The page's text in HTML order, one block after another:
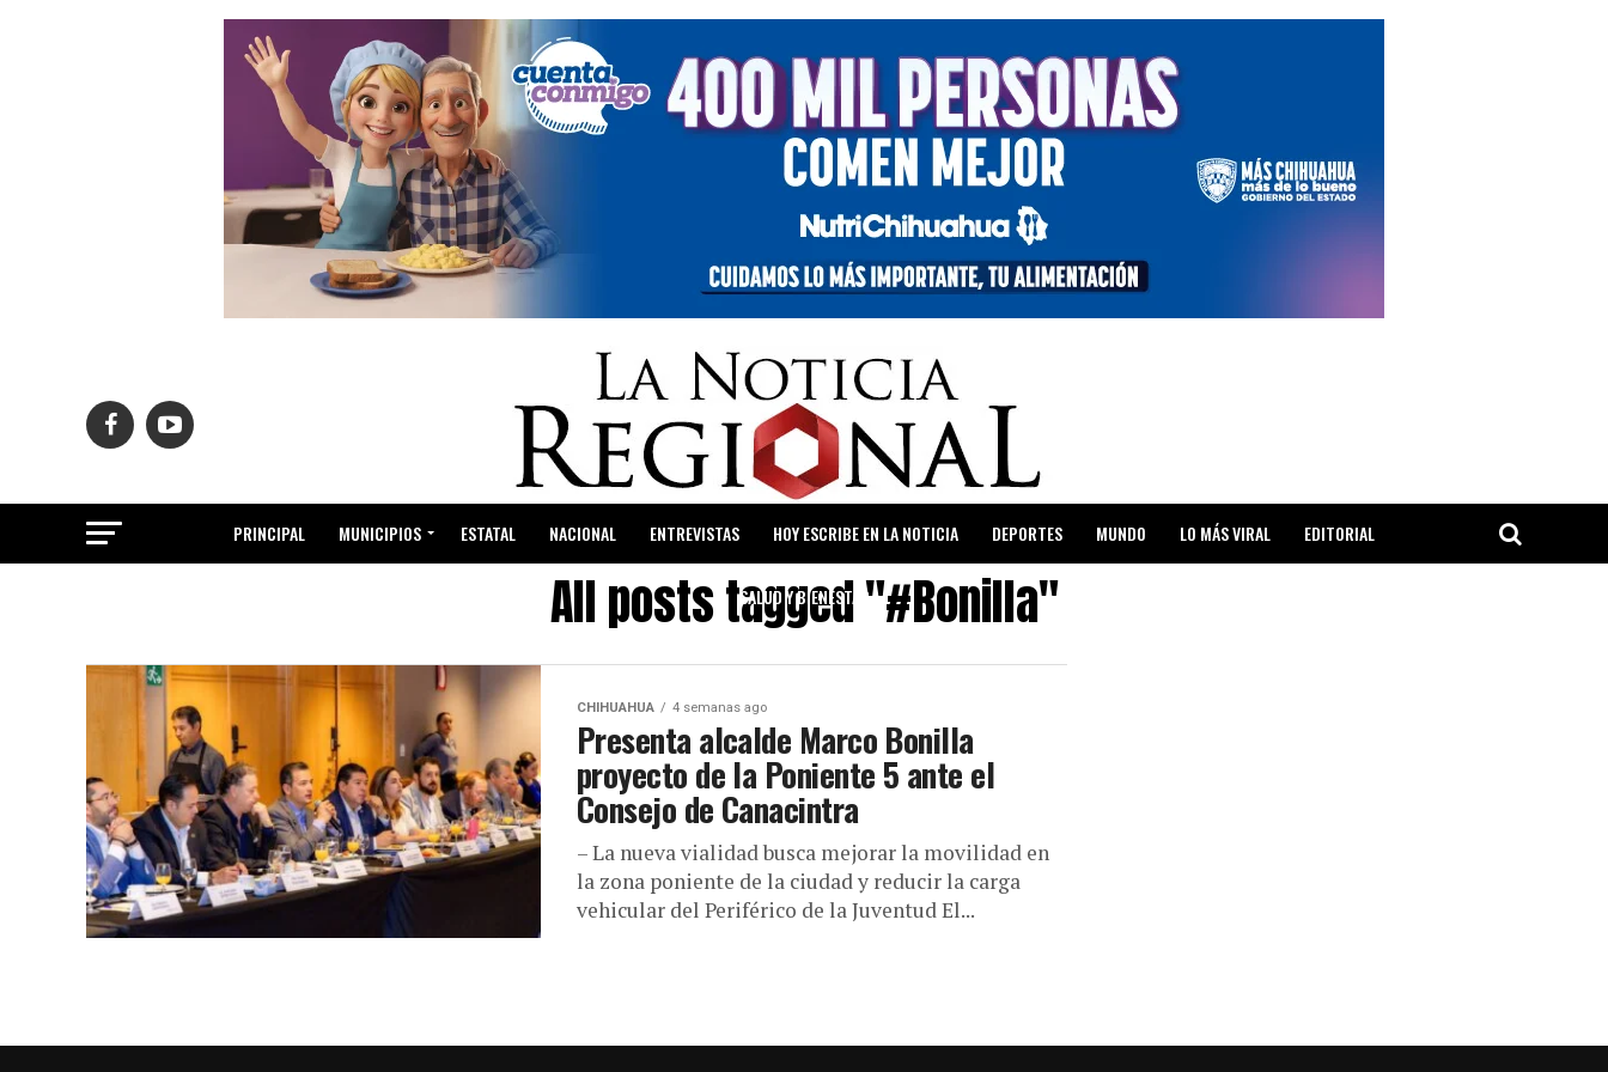
PRINCIPAL MUNICIPIOS ESTATAL NACIONAL ENTREVISTAS HOY ESCRIBE EN LA NOTICIA DEPORTES MUNDO LO MÁS VIRAL EDITORIAL
SALUD Y BIENESTAR
All posts tagged "#Bonilla"
CHIHUAHUA 4 semanas ago
Presenta alcalde Marco Bonilla
proyecto de la Poniente 5 ante el
Consejo de Canacintra
– La nueva vialidad busca mejorar la movilidad en
la zona poniente de la ciudad y reducir la carga
vehicular del Periférico de la Juventud El...